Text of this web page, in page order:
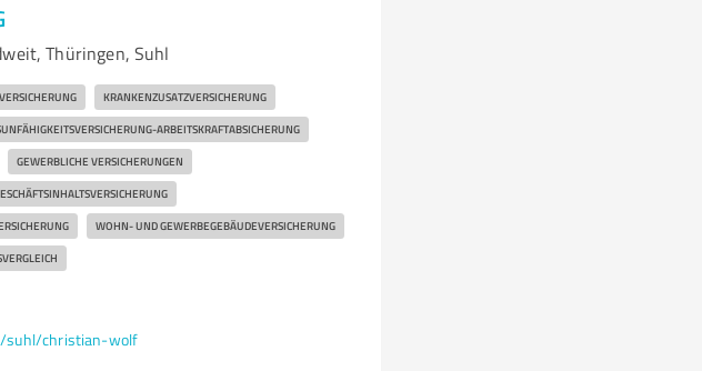
Thüringen, Suhl
KRANKENZUSATZVERSICHERUNG
ARBEITSKRAFTABSICHERUNG
GEWERBLICHE VERSICHERUNGEN
WOHN- UND GEWERBEGEBÄUDEVERSICHERUNG
suhl/christian-wolf